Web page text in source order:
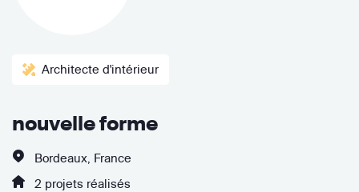
Architecte d'intérieur
nouvelle forme
Bordeaux, France
2 projets réalisés